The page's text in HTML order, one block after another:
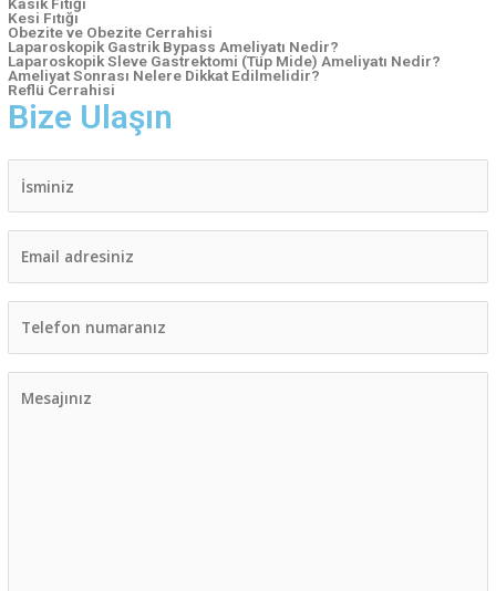
Kasık Fıtığı
Kesi Fıtığı
Obezite ve Obezite Cerrahisi
Laparoskopik Gastrik Bypass Ameliyatı Nedir?
Laparoskopik Sleve Gastrektomi (Tüp Mide) Ameliyatı Nedir?
Ameliyat Sonrası Nelere Dikkat Edilmelidir?
Reflü Cerrahisi
Bize Ulaşın